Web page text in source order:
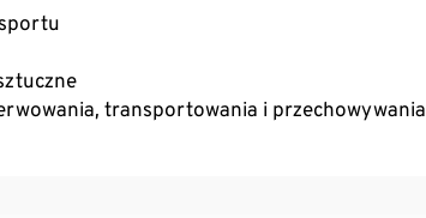
transportowania i przechowywania